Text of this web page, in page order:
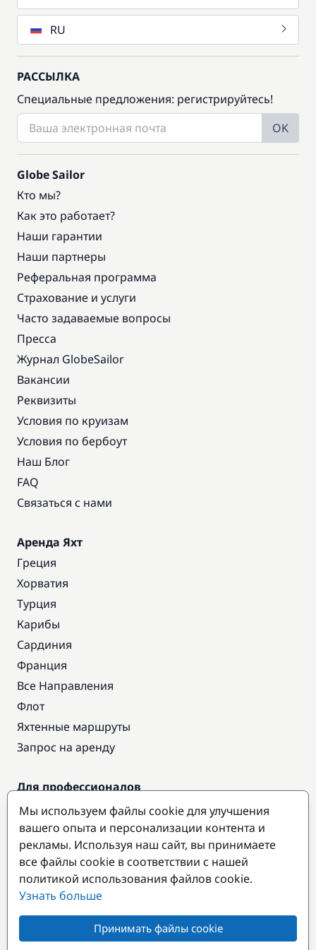
Продовольствие Включено в стоимость
—
Сетка безопасности для
детей
—
Судовые запасы (газ...) Включено в стоимость
Трансфер
Финальная уборка
Хостес
Шкипер
RU
РАССЫЛКА
Специальные предложения: регистрируйтесь!
OK
Globe Sailor
Кто мы?
Как это работает?
Наши гарантии
Наши партнеры
Реферальная программа
Страхование и услуги
Часто задаваемые вопросы
Пресса
Журнал GlobeSailor
Вакансии
Реквизиты
Условия по круизам
Условия по бербоут
Наш Блог
FAQ
Связаться с нами
Аренда Яхт
Греция
Хорватия
Турция
Карибы
Сардиния
Франция
Все Направления
Флот
Яхтенные маршруты
Запрос на аренду
Для профессионалов
Доступ про
Стать партнером
Популярные направления
Мы используем файлы cookie для улучшения
вашего опыта и персонализации контента и
рекламы. Используя наш сайт, вы принимаете
все файлы cookie в соответствии с нашей
политикой использования файлов cookie.
Узнать больше
Принимать файлы cookie